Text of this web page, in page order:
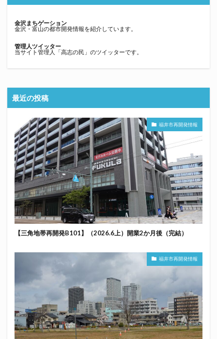
金沢まちゲーション
金沢・富山の都市開発情報を紹介しています。
管理人ツイッター
当サイト管理人「高志の民」のツイッターです。
最近の投稿
福井市再開発情報
【三角地帯再開発B101】（2026.6上）開業2か月後（完結）
福井市再開発情報